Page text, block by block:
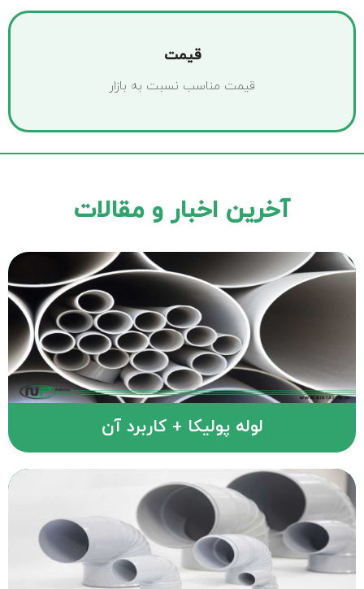
قیمت
قیمت مناسب نسبت به بازار
آخرین اخبار و مقالات
لوله پولیکا + کاربرد آن